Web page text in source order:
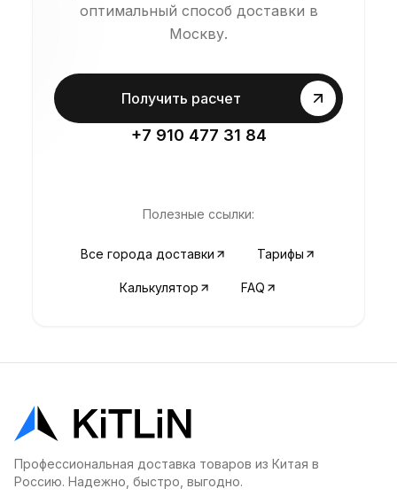
оптимальный способ доставки в
Москву.
Получить расчет
+7 910 477 31 84
Полезные ссылки:
Все города доставки Тарифы
Калькулятор FAQ
Профессиональная доставка товаров из Китая в
Россию. Надежно, быстро, выгодно.